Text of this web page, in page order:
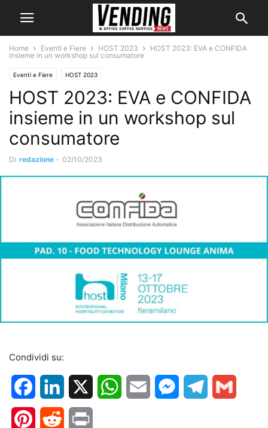
Home Eventi e Fiere HOST 2023
HOST 2023: EVA e CONFIDA
insieme in un workshop sul consumatore
Eventi e Fiere HOST 2023
HOST 2023: EVA e CONFIDA
insieme in un workshop sul
consumatore
Di redazione - 02/10/2023
Condividi su:
FacebookLinkedIn WhatsApp
Email MessengerTelegram
PinterestReddit